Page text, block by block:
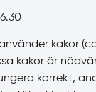
kakor
kakor är
korrekt,